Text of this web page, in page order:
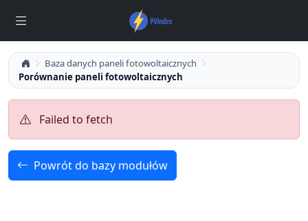
Baza danych paneli fotowoltaicznych
Porównanie paneli fotowoltaicznych
Failed to fetch
Powrót do bazy modułów